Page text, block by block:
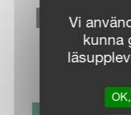
HITTA
Vi
kunna